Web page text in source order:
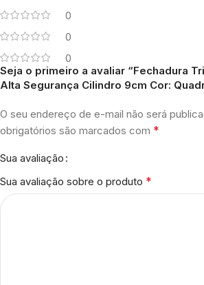
0
0
0
Seja o primeiro a avaliar “Fechadura
Alta Segurança Cilindro 9cm Cor:
O seu endereço de e-mail não será
obrigatórios são marcados com *
Sua avaliação
Sua avaliação sobre o produto *